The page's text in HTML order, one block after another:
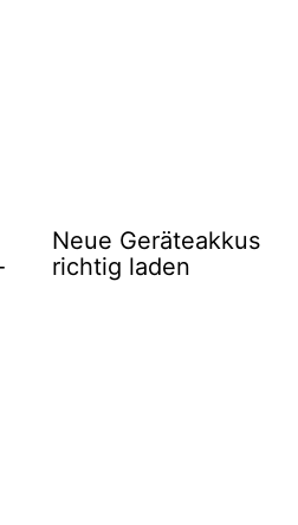
Neue Geräteakkus
richtig laden